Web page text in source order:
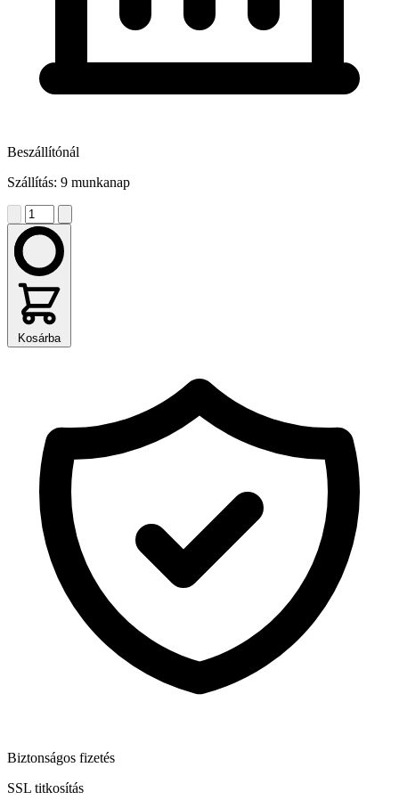
Beszállítónál
Szállítás: 9 munkanap
Kosárba
Biztonságos fizetés
SSL titkosítás